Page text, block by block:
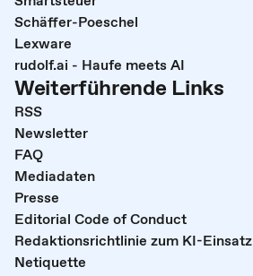
Schäffer-Poeschel
Lexware
rudolf.ai - Haufe meets AI
Weiterführende Links
RSS
Newsletter
FAQ
Mediadaten
Presse
Editorial Code of Conduct
Redaktionsrichtlinie zum KI-Einsatz
Netiquette